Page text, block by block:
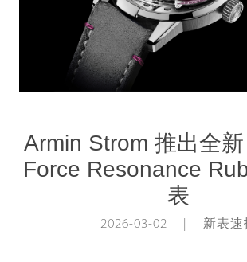
Armin Strom 推出全
Force Resonance
表
2026-03-02 | 新表速